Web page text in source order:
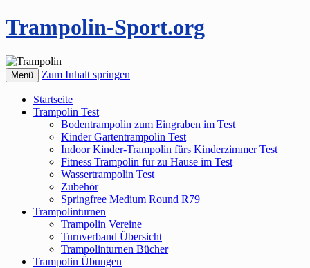
Trampolin-Sport.org
Menü Zum Inhalt springen
Startseite
Trampolin Test
Bodentrampolin zum Eingraben im Test
Kinder Gartentrampolin Test
Indoor Kinder-Trampolin fürs Kinderzimmer Test
Fitness Trampolin für zu Hause im Test
Wassertrampolin Test
Zubehör
Springfree Medium Round R79
Trampolinturnen
Trampolin Vereine
Turnverband Übersicht
Trampolinturnen Bücher
Trampolin Übungen